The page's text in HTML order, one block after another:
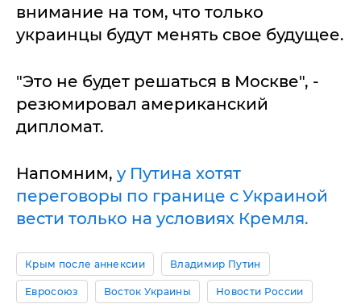
внимание на том, что только
украинцы будут менять свое будущее.
"Это не будет решаться в Москве", -
резюмировал американский
дипломат.
Напомним, у Путина хотят
переговоры по границе с Украиной
вести только на условиях Кремля.
Крым после аннексии Владимир Путин
Евросоюз Восток Украины Новости России